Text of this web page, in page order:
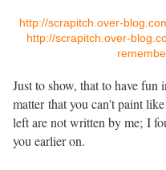
http://scrapitch.over-
http://scrapitch.over-
Just to show, that to have
matter that you can't paint
left are not written by me; I
you earlier on.